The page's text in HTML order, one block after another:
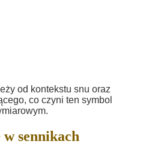
od kontekstu snu oraz
co czyni ten symbol
w sennikach